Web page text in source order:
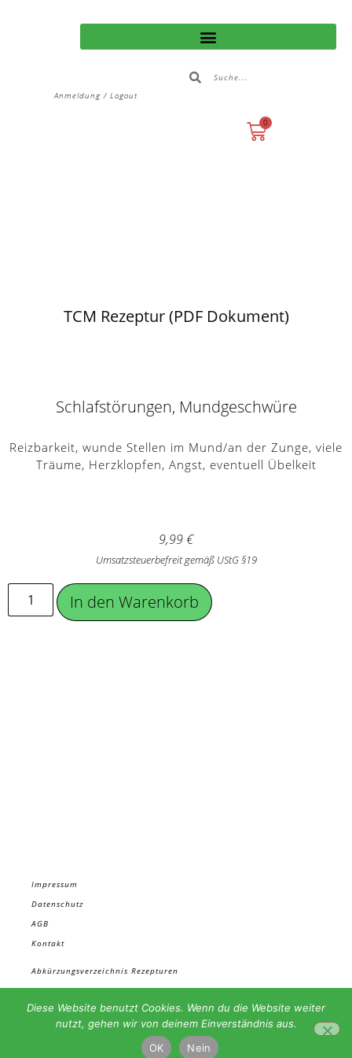
Anmeldung / Logout
0
TCM Rezeptur (PDF Dokument)
Schlafstörungen, Mundgeschwüre
Reizbarkeit, wunde Stellen im Mund/an der Zunge, viele
Träume, Herzklopfen, Angst, eventuell Übelkeit
9,99€
Umsatzsteuerbefreit gemäß UStG §19
In den Warenkorb
Impressum
Datenschutz
AGB
Kontakt
Abkürzungsverzeichnis Rezepturen
Materialbezug
In den Rezepten verwendete TCM Substanzen
Rezepturbeispiel
Diese Website benutzt Cookies. Wenn du die Website weiter
nutzt, gehen wir von deinem Einverständnis aus.
OK
Nein